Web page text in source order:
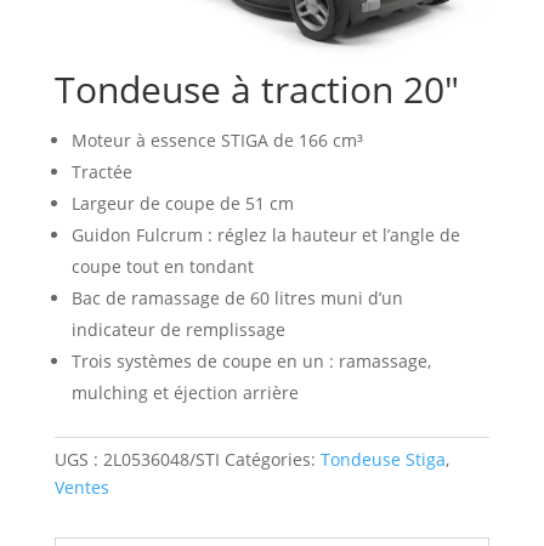
Tondeuse à traction 20″
Moteur à essence STIGA de 166 cm³
Tractée
Largeur de coupe de 51 cm
Guidon Fulcrum : réglez la hauteur et l’angle de
coupe tout en tondant
Bac de ramassage de 60 litres muni d’un
indicateur de remplissage
Trois systèmes de coupe en un : ramassage,
mulching et éjection arrière
UGS : 2L0536048/STI Catégories: Tondeuse Stiga,
Ventes